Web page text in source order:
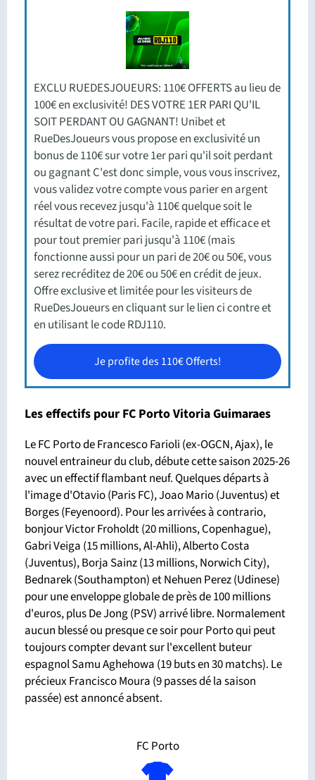
EXCLU RUEDESJOUEURS: 110€ OFFERTS au lieu de
100€ en exclusivité! DES VOTRE 1ER PARI QU'IL
SOIT PERDANT OU GAGNANT! Unibet et
RueDesJoueurs vous propose en exclusivité un
bonus de 110€ sur votre 1er pari qu'il soit perdant
ou gagnant C'est donc simple, vous vous inscrivez,
vous validez votre compte vous parier en argent
réel vous recevez jusqu'à 110€ quelque soit le
résultat de votre pari. Facile, rapide et efficace et
pour tout premier pari jusqu'à 110€ (mais
fonctionne aussi pour un pari de 20€ ou 50€, vous
serez recréditez de 20€ ou 50€ en crédit de jeux.
Offre exclusive et limitée pour les visiteurs de
RueDesJoueurs en cliquant sur le lien ci contre et
en utilisant le code RDJ110.
Je profite des 110€ Offerts!
Les effectifs pour FC Porto Vitoria Guimaraes
Le FC Porto de Francesco Farioli (ex-OGCN, Ajax), le
nouvel entraineur du club, débute cette saison 2025-26
avec un effectif flambant neuf. Quelques départs à
l'image d'Otavio (Paris FC), Joao Mario (Juventus) et
Borges (Feyenoord). Pour les arrivées à contrario,
bonjour Victor Froholdt (20 millions, Copenhague),
Gabri Veiga (15 millions, Al-Ahli), Alberto Costa
(Juventus), Borja Sainz (13 millions, Norwich City),
Bednarek (Southampton) et Nehuen Perez (Udinese)
pour une enveloppe globale de près de 100 millions
d'euros, plus De Jong (PSV) arrivé libre. Normalement
aucun blessé ou presque ce soir pour Porto qui peut
toujours compter devant sur l'excellent buteur
espagnol Samu Aghehowa (19 buts en 30 matchs). Le
précieux Francisco Moura (9 passes dé la saison
passée) est annoncé absent.
FC Porto